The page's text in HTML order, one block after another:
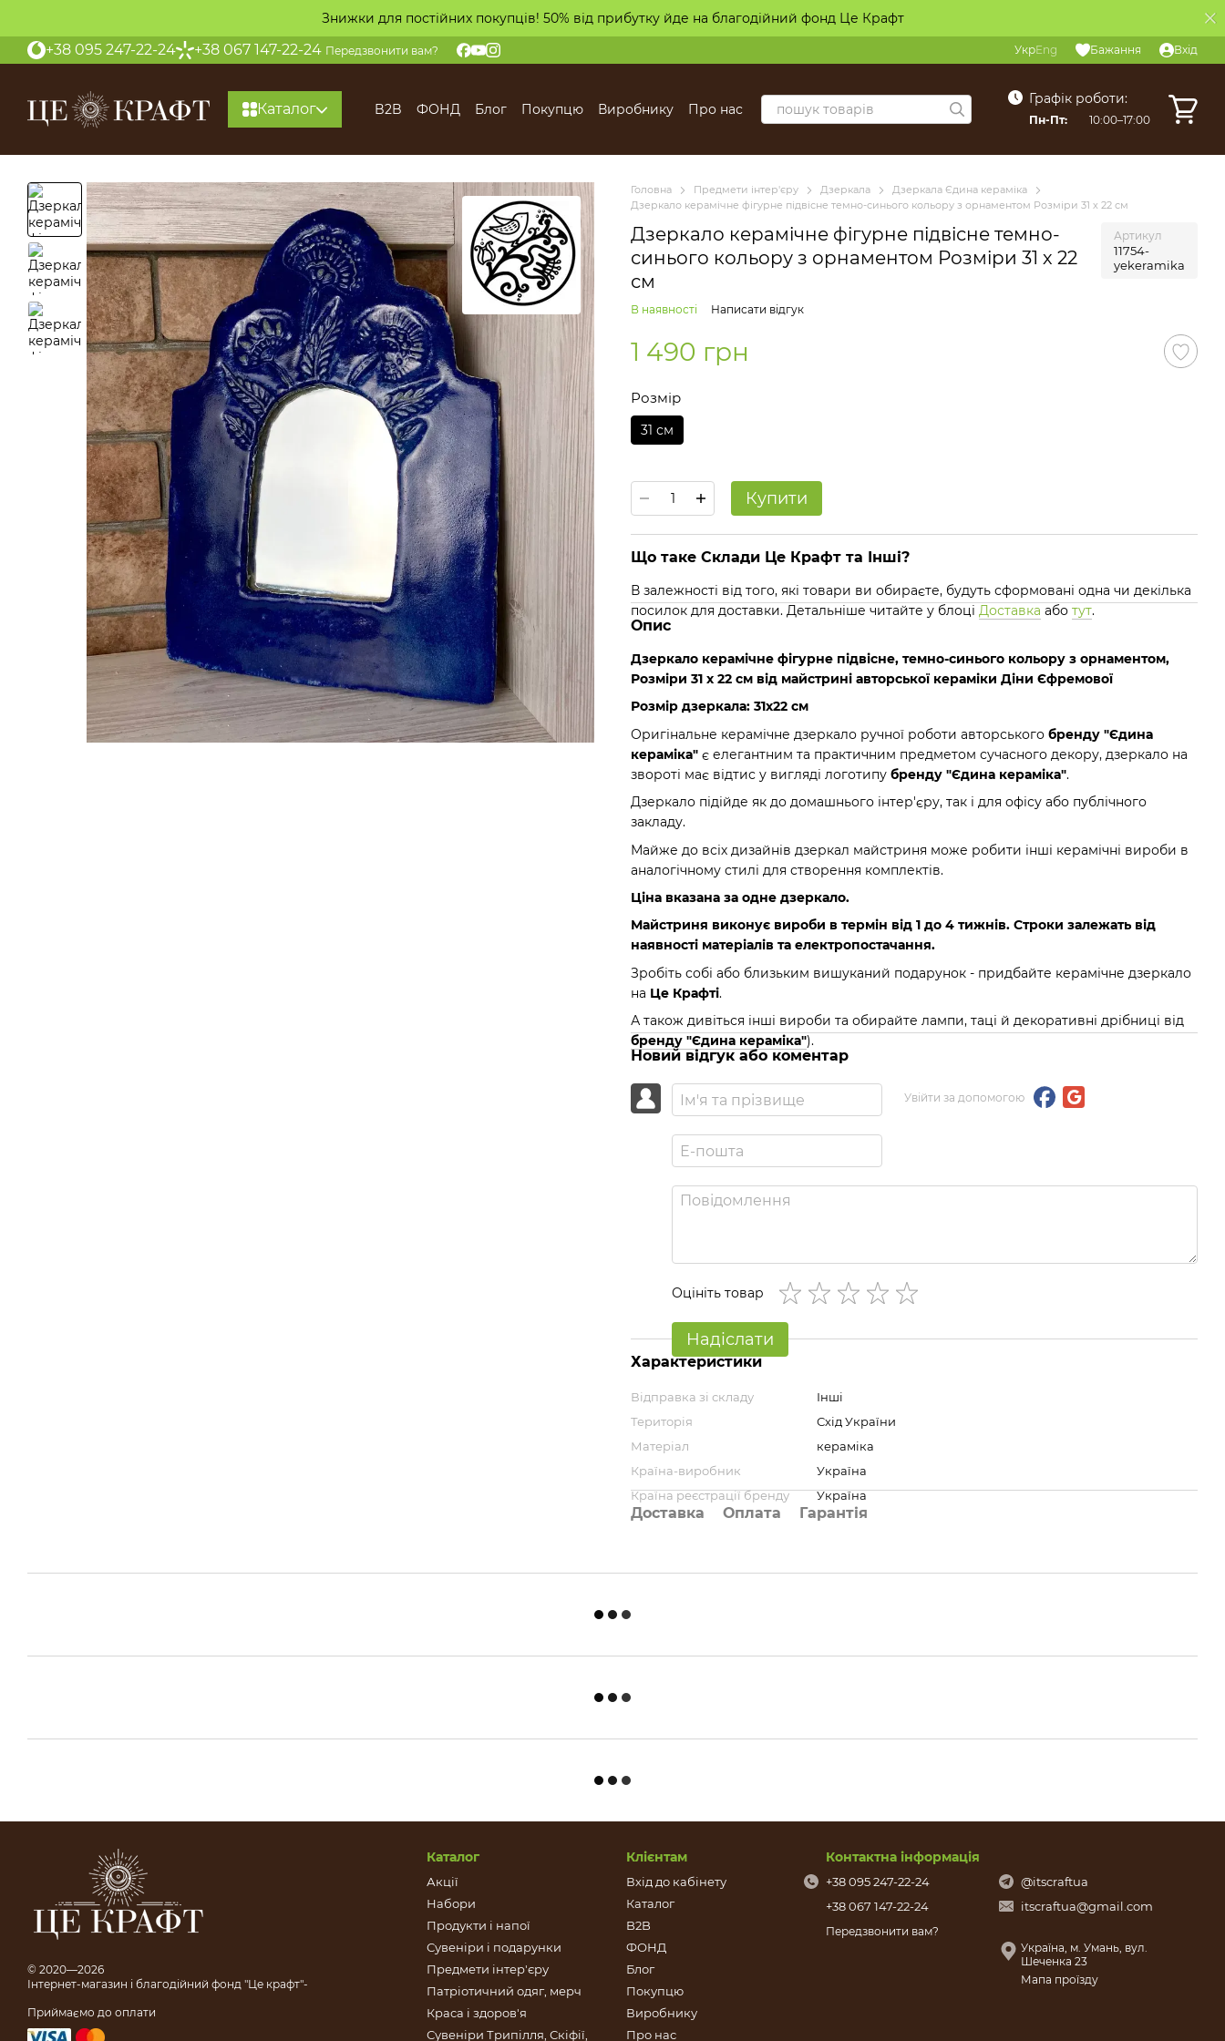
Знижки для постійних покупців! 50% від прибутку йде на благодійний фонд Це Крафт
+38 095 247-22-24 +38 067 147-22-24 Передзвонити вам? УкрEng Бажання Вхід
Каталог B2B ФОНД Блог Покупцю Виробнику Про нас
Графік роботи:
Пн-Пт: 10:00–17:00
Головна Предмети інтер'єру Дзеркала
Дзеркала Єдина кераміка
Дзеркало керамічне фігурне підвісне темно-синього кольору з орнаментом Розміри 31 х 22 см
Дзеркало керамічне фігурне підвісне темно-
синього кольору з орнаментом Розміри 31 х 22
см
Артикул
11754-
yekeramika
В наявності Написати відгук
1 490 грн
Розмір
31 см
Купити
Що таке Склади Це Крафт та Інші?
В залежності від того, які товари ви обираєте, будуть сформовані одна чи декілька
посилок для доставки. Детальніше читайте у блоці Доставка або тут.
Опис
Дзеркало керамічне фігурне підвісне, темно-синього кольору з орнаментом,
Розміри 31 х 22 см від майстрині авторської кераміки Діни Єфремової
Розмір дзеркала: 31х22 см
Оригінальне керамічне дзеркало ручної роботи авторського бренду "Єдина
кераміка" є елегантним та практичним предметом сучасного декору, дзеркало на
звороті має відтис у вигляді логотипу бренду "Єдина кераміка".
Дзеркало підійде як до домашнього інтер'єру, так і для офісу або публічного
закладу.
Майже до всіх дизайнів дзеркал майстриня може робити інші керамічні вироби в
аналогічному стилі для створення комплектів.
Ціна вказана за одне дзеркало.
Майстриня виконує вироби в термін від 1 до 4 тижнів. Строки залежать від
наявності матеріалів та електропостачання.
Зробіть собі або близьким вишуканий подарунок - придбайте керамічне дзеркало
на Це Крафті.
А також дивіться інші вироби та обирайте лампи, таці й декоративні дрібниці від
бренду "Єдина кераміка").
Новий відгук або коментар
Увійти за допомогою
Оцініть товар
Надіслати
Характеристики
Відправка зі складу
Інші
Територія
Схід України
Матеріал
кераміка
Країна-виробник
Україна
Країна реєстрації бренду
Україна
Доставка Оплата Гарантія
© 2020—2026
Інтернет-магазин і благодійний фонд "Це крафт"-
Приймаємо до оплати
Каталог
Акції
Набори
Продукти і напої
Сувеніри і подарунки
Предмети інтер'єру
Патріотичний одяг, мерч
Краса і здоров'я
Сувеніри Трипілля, Скіфії,
Клієнтам
Вхід до кабінету
Каталог
B2B
ФОНД
Блог
Покупцю
Виробнику
Про нас
Контактна інформація
+38 095 247-22-24
+38 067 147-22-24
Передзвонити вам?
@itscraftua
itscraftua@gmail.com
Україна, м. Умань, вул.
Шеченка 23
Мапа проїзду